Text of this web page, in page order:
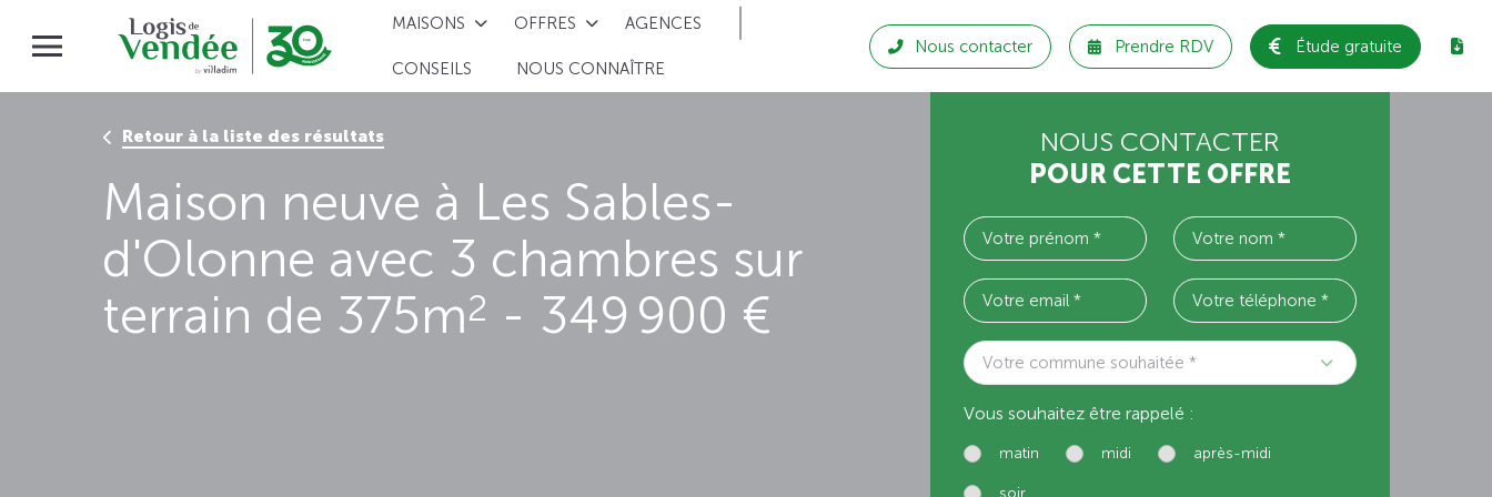
MAISONS OFFRES AGENCES
CONSEILS NOUS CONNAÎTRE
Nous contacter Prendre RDV Étude gratuite
Retour à la liste des résultats
Maison neuve à Les Sables-
d'Olonne avec 3 chambres sur
terrain de 375m2 - 349 900 €
NOUS CONTACTER
POUR CETTE OFFRE
Votre commune souhaitée *
Vous souhaitez être rappelé :
matin midi après-midi